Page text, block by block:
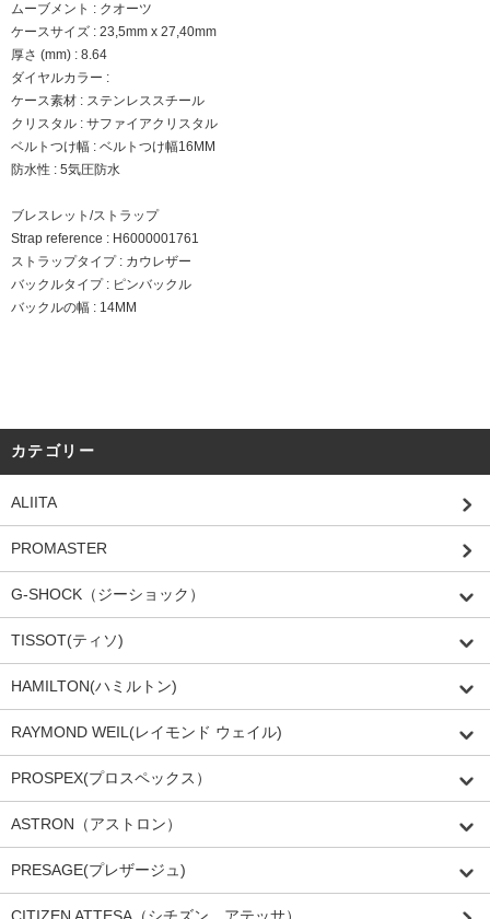
ムーブメント : クオーツ
ケースサイズ : 23,5mm x 27,40mm
厚さ (mm) : 8.64
ダイヤルカラー :
ケース素材 : ステンレススチール
クリスタル : サファイアクリスタル
ベルトつけ幅 : ベルトつけ幅16MM
防水性 : 5気圧防水
ブレスレット/ストラップ
Strap reference : H6000001761
ストラップタイプ : カウレザー
バックルタイプ : ピンバックル
バックルの幅 : 14MM
カテゴリー
ALIITA
PROMASTER
G-SHOCK（ジーショック）
TISSOT(ティソ)
HAMILTON(ハミルトン)
RAYMOND WEIL(レイモンド ウェイル)
PROSPEX(プロスペックス）
ASTRON（アストロン）
PRESAGE(プレザージュ)